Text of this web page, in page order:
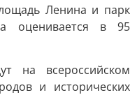
Ленина и парк
оценивается в 95
на всероссийском
и исторических